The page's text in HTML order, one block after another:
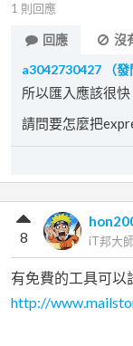
1 則回應
回應
沒
a3042730427
（
所以匯入應該很
請問要怎麼把
iT邦大
8
有免費的工具可以
http://